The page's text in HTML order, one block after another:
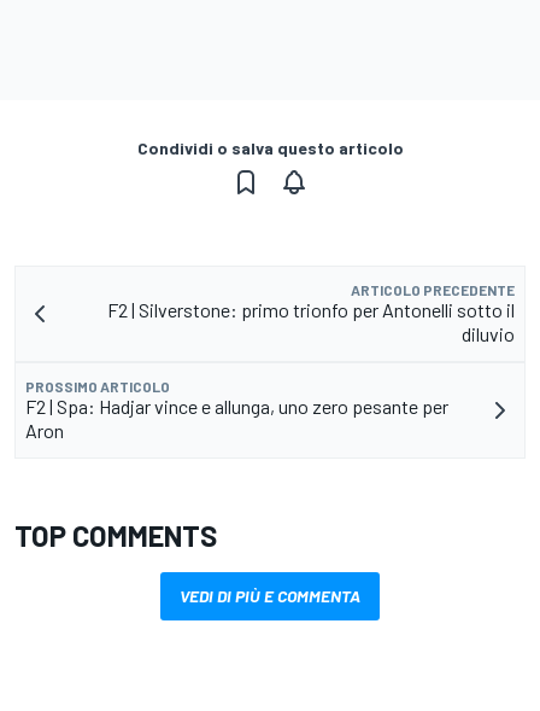
Condividi o salva questo articolo
ARTICOLO PRECEDENTE
F2 | Silverstone: primo trionfo per Antonelli sotto il
diluvio
PROSSIMO ARTICOLO
F2 | Spa: Hadjar vince e allunga, uno zero pesante per
Aron
TOP COMMENTS
VEDI DI PIÙ E COMMENTA